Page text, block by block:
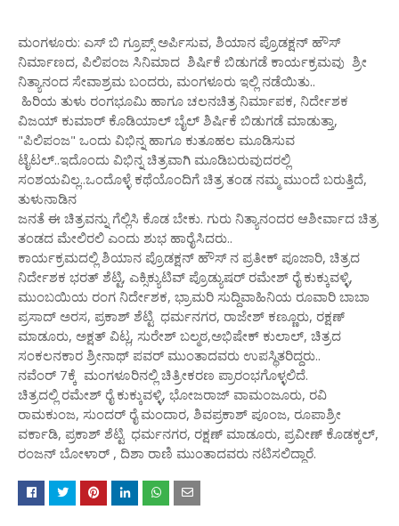
ಮಂಗಳೂರು: ಎಸ್ ಬಿ ಗ್ರೂಪ್ಸ್ ಅರ್ಪಿಸುವ, ಶಿಯಾನ ಪ್ರೊಡಕ್ಷನ್ ಹೌಸ್
ನಿರ್ಮಾಣದ, ಪಿಲಿಪಂಜ ಸಿನಿಮಾದ ಶಿರ್ಷಿಕೆ ಬಿಡುಗಡೆ ಕಾರ್ಯಕ್ರಮವು ಶ್ರೀ
ನಿತ್ಯಾನಂದ ಸೇವಾಶ್ರಮ ಬಂದರು, ಮಂಗಳೂರು ಇಲ್ಲಿ ನಡೆಯಿತು..
ಹಿರಿಯ ತುಳು ರಂಗಭೂಮಿ ಹಾಗೂ ಚಲನಚಿತ್ರ ನಿರ್ಮಾಪಕ, ನಿರ್ದೇಶಕ
ವಿಜಯ್ ಕುಮಾರ್ ಕೊಡಿಯಾಲ್ ಬೈಲ್ ಶಿರ್ಷಿಕೆ ಬಿಡುಗಡೆ ಮಾಡುತ್ತಾ,
"ಪಿಲಿಪಂಜ" ಒಂದು ವಿಭಿನ್ನ ಹಾಗೂ ಕುತೂಹಲ ಮೂಡಿಸುವ
ಟೈಟಲ್..ಇದೊಂದು ವಿಭಿನ್ನ ಚಿತ್ರವಾಗಿ ಮೂಡಿಬರುವುದರಲ್ಲಿ
ಸಂಶಯವಿಲ್ಲ..ಒಂದೊಳ್ಳೆ ಕಥೆಯೊಂದಿಗೆ ಚಿತ್ರ ತಂಡ ನಮ್ಮ ಮುಂದೆ ಬರುತ್ತಿದೆ,
ತುಳುನಾಡಿನ
ಜನತೆ ಈ ಚಿತ್ರವನ್ನು ಗೆಲ್ಲಿಸಿ ಕೊಡ ಬೇಕು. ಗುರು ನಿತ್ಯಾನಂದರ ಆಶೀರ್ವಾದ ಚಿತ್ರ
ತಂಡದ ಮೇಲಿರಲಿ ಎಂದು ಶುಭ ಹಾರೈಸಿದರು..
ಕಾರ್ಯಕ್ರಮದಲ್ಲಿ ಶಿಯಾನ ಪ್ರೊಡಕ್ಷನ್ ಹೌಸ್ ನ ಪ್ರತೀಕ್ ಪೂಜಾರಿ, ಚಿತ್ರದ
ನಿರ್ದೇಶಕ ಭರತ್ ಶೆಟ್ಟಿ, ಎಕ್ಸಿಕ್ಯುಟಿವ್ ಪ್ರೊಡ್ಯುಷರ್ ರಮೇಶ್ ರೈ ಕುಕ್ಕುವಳ್ಳಿ,
ಮುಂಬಯಿಯ ರಂಗ ನಿರ್ದೇಶಕ, ಭ್ರಾಮರಿ ಸುದ್ದಿವಾಹಿನಿಯ ರೂವಾರಿ ಬಾಬಾ
ಪ್ರಸಾದ್ ಅರಸ, ಪ್ರಕಾಶ್ ಶೆಟ್ಟಿ ಧರ್ಮನಗರ, ರಾಜೇಶ್ ಕಣ್ಣೂರು, ರಕ್ಷಣ್
ಮಾಡೂರು, ಅಕ್ಷತ್ ವಿಟ್ಲ, ಸುರೇಶ್ ಬಲ್ಮಠ,ಅಭಿಷೇಕ್ ಕುಲಾಲ್, ಚಿತ್ರದ
ಸಂಕಲನಕಾರ ಶ್ರೀನಾಥ್ ಪವರ್ ಮುಂತಾದವರು ಉಪಸ್ಥಿತರಿದ್ದರು..
ನವೆಂರ್ 7ಕ್ಕೆ ಮಂಗಳೂರಿನಲ್ಲಿ ಚಿತ್ರೀಕರಣ ಪ್ರಾರಂಭಗೊಳ್ಳಲಿದೆ.
ಚಿತ್ರದಲ್ಲಿ ರಮೇಶ್ ರೈ ಕುಕ್ಕುವಳ್ಳಿ, ಭೋಜರಾಜ್ ವಾಮಂಜೂರು, ರವಿ
ರಾಮಕುಂಜ, ಸುಂದರ್ ರೈ ಮಂದಾರ, ಶಿವಪ್ರಕಾಶ್ ಪೂಂಜ, ರೂಪಾಶ್ರೀ
ವರ್ಕಾಡಿ, ಪ್ರಕಾಶ್ ಶೆಟ್ಟಿ ಧರ್ಮನಗರ, ರಕ್ಷಣ್ ಮಾಡೂರು, ಪ್ರವೀಣ್ ಕೊಡಕ್ಕಲ್,
ರಂಜನ್ ಬೋಳಾರ್ , ದಿಶಾ ರಾಣಿ ಮುಂತಾದವರು ನಟಿಸಲಿದ್ದಾರೆ.